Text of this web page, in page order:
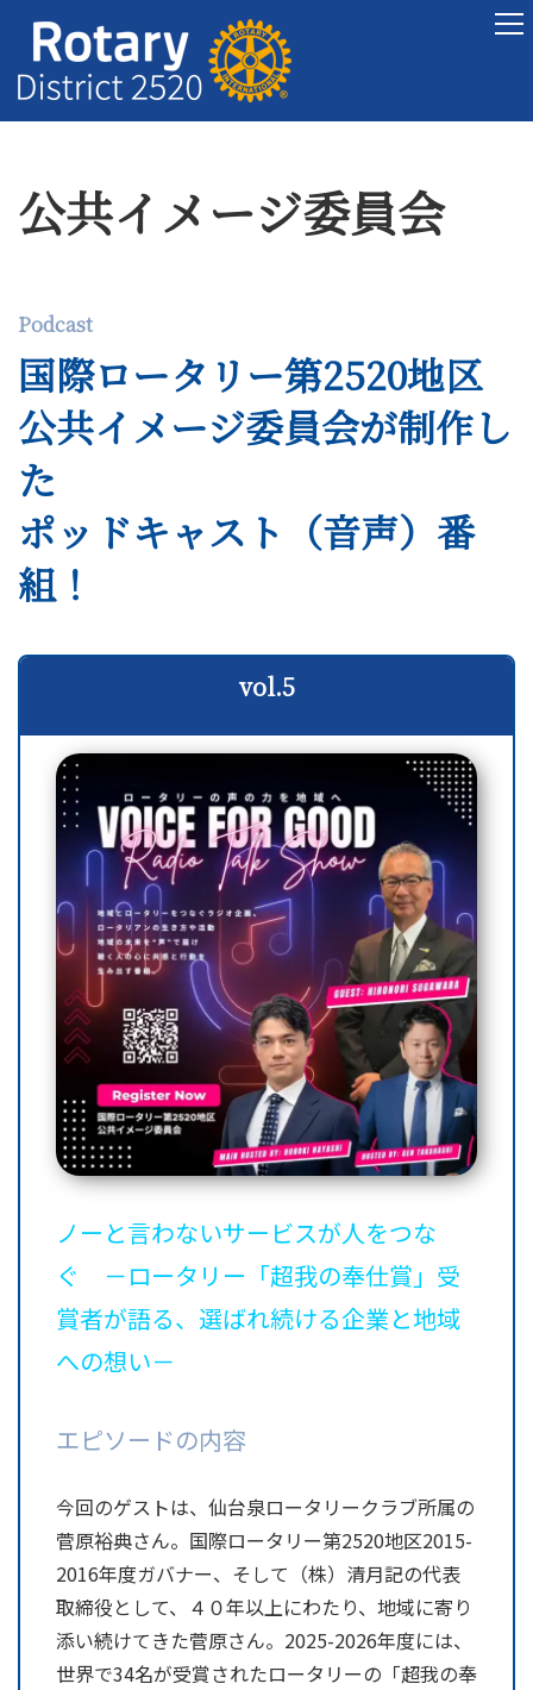
公共イメージ委員会
国際ロータリー第2520地区
公共イメージ委員会が制作し
た
ポッドキャスト（音声）番
組！
Podcast
vol.5
ノーと言わないサービスが人をつな
ぐ －ロータリー「超我の奉仕賞」受
賞者が語る、選ばれ続ける企業と地域
への想い－
エピソードの内容
今回のゲストは、 仙台泉ロータリークラブ所属の
菅原裕典さん。国際ロータリー第2520地区2015-
2016年度ガバナー、そして（株）清月記の代表
取締役として、４０年以上にわたり、地域に寄り
添い続けてきた菅原さん。2025-2026年度には、
世界で34名が受賞されたロータリーの「超我の奉